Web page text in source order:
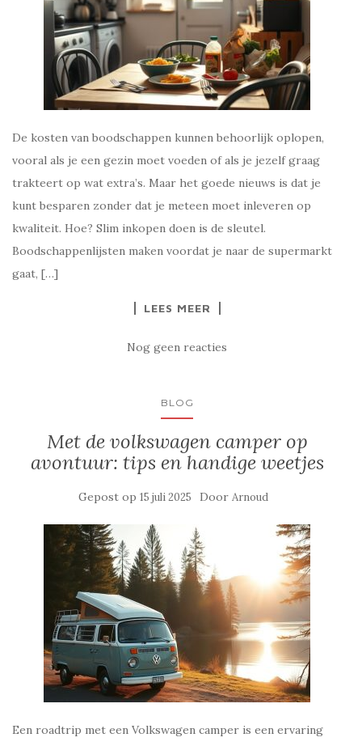
De kosten van boodschappen kunnen behoorlijk oplopen,
vooral als je een gezin moet voeden of als je jezelf graag
trakteert op wat extra’s. Maar het goede nieuws is dat je
kunt besparen zonder dat je meteen moet inleveren op
kwaliteit. Hoe? Slim inkopen doen is de sleutel.
Boodschappenlijsten maken voordat je naar de supermarkt
gaat, […]
LEES MEER
Nog geen reacties
BLOG
Met de volkswagen camper op
avontuur: tips en handige weetjes
Gepost op 15 juli 2025 Door Arnoud
Een roadtrip met een Volkswagen camper is een ervaring